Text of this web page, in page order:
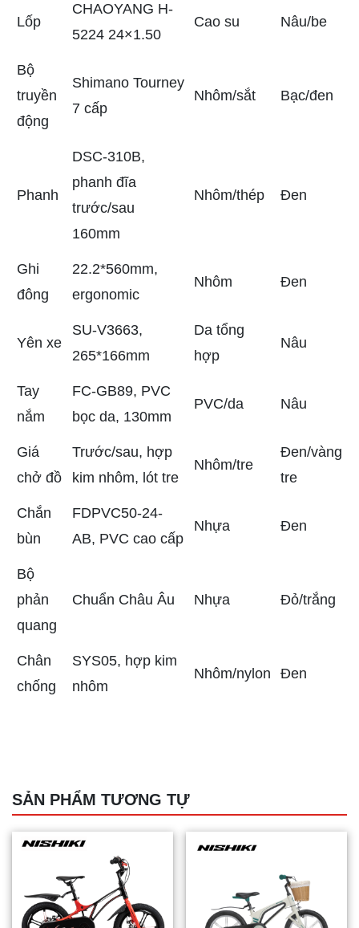
Lốp
CHAOYANG H-
5224 24×1.50
Cao su Nâu/be
Bộ
truyền
động
Shimano Tourney
7 cấp
Nhôm/sắt Bạc/đen
Phanh
DSC-310B,
phanh đĩa
trước/sau
160mm
Nhôm/thép Đen
Ghi
đông
22.2*560mm,
ergonomic
Nhôm Đen
Yên xe
SU-V3663,
265*166mm
Da tổng
hợp
Nâu
Tay
nắm
FC-GB89, PVC
bọc da, 130mm
PVC/da Nâu
Giá
chở đồ
Trước/sau, hợp
kim nhôm, lót tre
Nhôm/tre
Đen/vàng
tre
Chắn
bùn
FDPVC50-24-
AB, PVC cao cấp
Nhựa Đen
Bộ
phản
quang
Chuẩn Châu Âu Nhựa Đỏ/trắng
Chân
chống
SYS05, hợp kim
nhôm
Nhôm/nylon Đen
SẢN PHẨM TƯƠNG TỰ